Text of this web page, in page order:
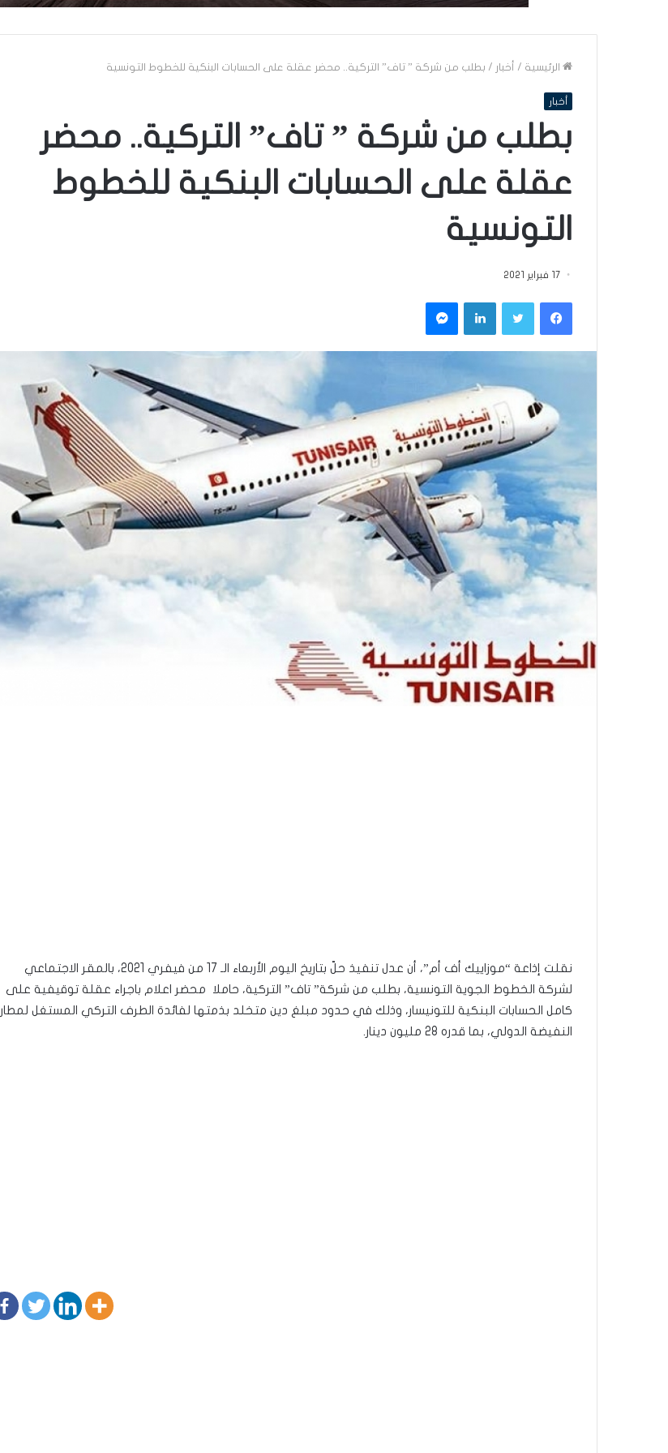
الرئيسية / أخبار / بطلب من شركة ” تاف” التركية.. محضر عقلة على الحسابات البنكية للخطوط التونسية
أخبار
بطلب من شركة ” تاف” التركية.. محضر
عقلة على الحسابات البنكية للخطوط
التونسية
17 فبراير 2021
فيسبوكتويتر لينكدإن ماسنجر
نقلت إذاعة “موزاييك أف أم”، أن عدل تنفيذ حلّ بتاريخ اليوم الأربعاء الـ 17 من فيفري 2021، بالمقر الاجتماعي
لشركة الخطوط الجوية التونسية، بطلب من شركة” تاف” التركية، حاملا محضر اعلام باجراء عقلة توقيفية على
كامل الحسابات البنكية للتونيسار، وذلك في حدود مبلغ دين متخلد بذمتها لفائدة الطرف التركي المستغل لمطار
النفيضة الدولي، بما قدره 28 مليون دينار.